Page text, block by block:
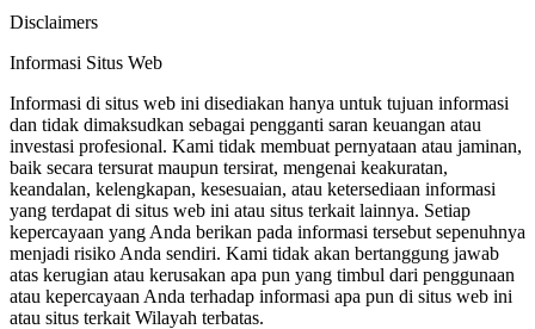
Disclaimers
Informasi Situs Web
Informasi di situs web ini disediakan hanya untuk tujuan informasi
dan tidak dimaksudkan sebagai pengganti saran keuangan atau
investasi profesional. Kami tidak membuat pernyataan atau jaminan,
baik secara tersurat maupun tersirat, mengenai keakuratan,
keandalan, kelengkapan, kesesuaian, atau ketersediaan informasi
yang terdapat di situs web ini atau situs terkait lainnya. Setiap
kepercayaan yang Anda berikan pada informasi tersebut sepenuhnya
menjadi risiko Anda sendiri. Kami tidak akan bertanggung jawab
atas kerugian atau kerusakan apa pun yang timbul dari penggunaan
atau kepercayaan Anda terhadap informasi apa pun di situs web ini
atau situs terkait Wilayah terbatas.